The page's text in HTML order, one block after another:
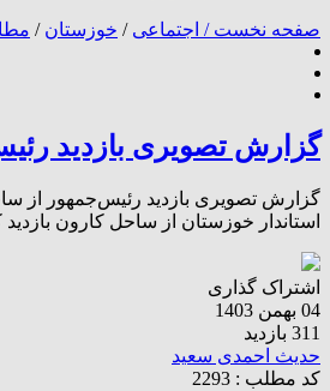
صفحه نخست / اجتماعی / خوزستان /
گزارش تصویری بازدید
گزارش تصویری بازدید رئیس‌جمهور از
استاندار خوزستان از ساحل کارون بازدید
اشتراک گذاری
04 بهمن 1403
311 بازدید
حدیث احمدی سعید
کد مطلب : 2293